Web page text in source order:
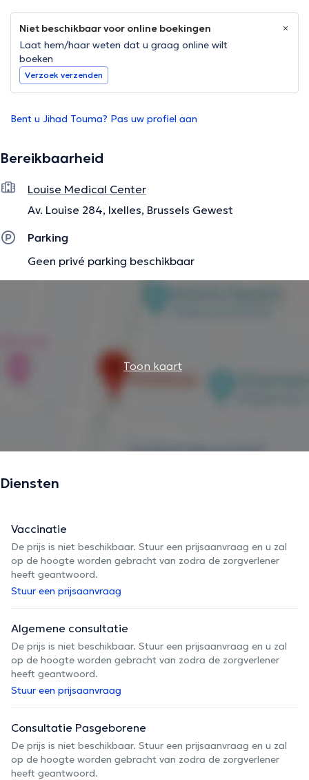
Niet beschikbaar voor online boekingen
Laat hem/haar weten dat u graag online wilt
boeken
Verzoek verzenden
Bent u Jihad Touma? Pas uw profiel aan
Bereikbaarheid
Louise Medical Center
Av. Louise 284, Ixelles, Brussels Gewest
Parking
Geen privé parking beschikbaar
Toon kaart
Diensten
Vaccinatie
De prijs is niet beschikbaar. Stuur een prijsaanvraag en u zal
op de hoogte worden gebracht van zodra de zorgverlener
heeft geantwoord.
Stuur een prijsaanvraag
Algemene consultatie
De prijs is niet beschikbaar. Stuur een prijsaanvraag en u zal
op de hoogte worden gebracht van zodra de zorgverlener
heeft geantwoord.
Stuur een prijsaanvraag
Consultatie Pasgeborene
De prijs is niet beschikbaar. Stuur een prijsaanvraag en u zal
op de hoogte worden gebracht van zodra de zorgverlener
heeft geantwoord.